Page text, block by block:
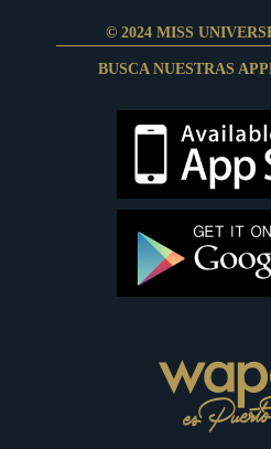
© 2024 MISS
BUSCA NUESTRAS